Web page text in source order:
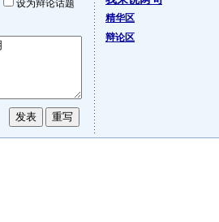
设为辩论话题
精华区
辩论区